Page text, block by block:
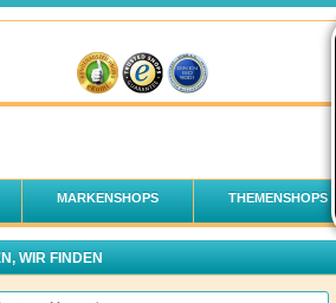
MARKENSHOPS THEMENSHOPS
WIR FINDEN